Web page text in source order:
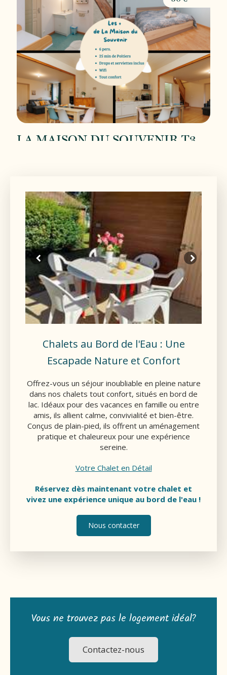
Chalets au Bord de l'Eau : Une
Escapade Nature et Confort
Offrez-vous un séjour inoubliable en pleine nature
dans nos chalets tout confort, situés en bord de
lac. Idéaux pour des vacances en famille ou entre
amis, ils allient calme, convivialité et bien-être.
Conçus de plain-pied, ils offrent un aménagement
pratique et chaleureux pour une expérience
sereine.
Votre Chalet en Détail
Réservez dès maintenant votre chalet et
vivez une expérience unique au bord de l'eau !
Nous contacter
Vous ne trouvez pas le logement idéal?
Contactez-nous